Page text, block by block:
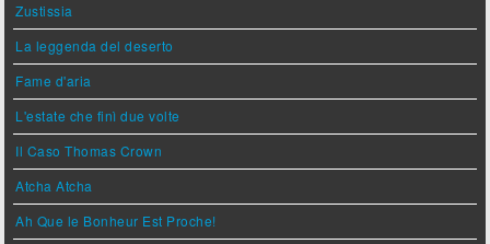
Zustissia
La leggenda del deserto
Fame d'aria
L'estate che finì due volte
Il Caso Thomas Crown
Atcha Atcha
Ah Que le Bonheur Est Proche!